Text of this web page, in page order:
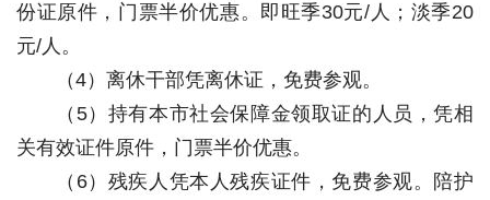
份证原件，门票半价优惠。即旺季30元/人；淡季20
元/人。
（4）离休干部凭离休证，免费参观。
（5）持有本市社会保障金领取证的人员，凭相
关有效证件原件，门票半价优惠。
（6）残疾人凭本人残疾证件，免费参观。陪护